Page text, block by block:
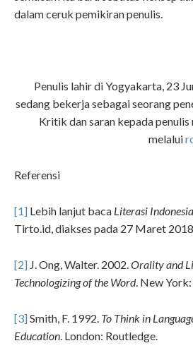
dalam ceruk pemikiran penulis.
Penulis lahir di Yogyakarta, 23
sedang bekerja sebagai seorang
Kritik dan saran kepada
melalui
Referensi
[1] Lebih lanjut baca Literasi
Tirto.id, diakses pada 27 Maret 2018.
[2] J. Ong, Walter. 2002. Orality and
Technologizing of the Word. New
[3]Smith, F. 1992. To Think in
Education . London: Routledge.